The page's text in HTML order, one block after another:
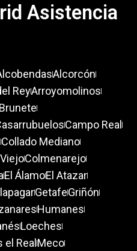
Asistencia
Alcorcón
ReyArroyomolinos
Brunete
Campo Real
Collado Mediano
Colmenarejo
El ÁlamoEl Atazar
GetafeGriñón
Humanes
Loeches
Real Meco